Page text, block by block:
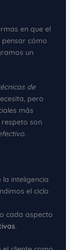
en que el
cómo
un
de
pero
más
son
.
inteligencia
el ciclo
cada aspecto
.